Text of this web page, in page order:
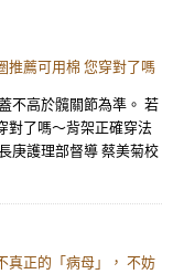
推薦可用棉 您穿對了嗎
不高於髖關節為準。 若
對了嗎～背架正確穿法
庚護理部督導 蔡美菊校
真正的「病母」， 不妨